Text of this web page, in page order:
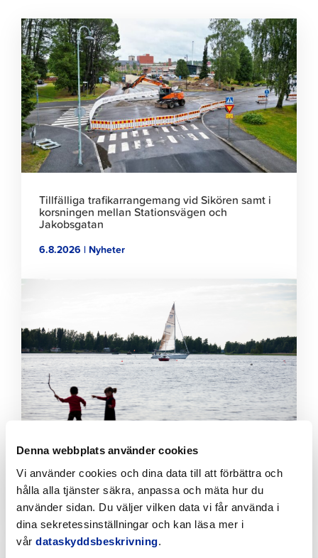
Denna webbplats använder cookies
Vi använder cookies och dina data till att förbättra och
hålla alla tjänster säkra, anpassa och mäta hur du
använder sidan. Du väljer vilken data vi får använda i
dina sekretessinställningar och kan läsa mer i
vår dataskyddsbeskrivning
Klicka
för
att
läsa
artikeln
Tillfälliga trafikarrangemang vid Sikören samt i
korsningen mellan Stationsvägen och
Jakobsgatan
6.8.2026 | Nyheter
läsa
artikeln
Förbättringar på Gamla hamnens och Fäbodas
stränder med hjälp av invånarbudgeten
6.8.2026 | Nyheter
Klicka
för